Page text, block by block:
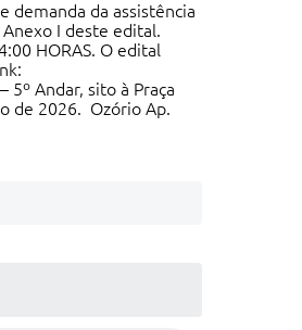
demanda da assistência
I deste edital.
HORAS. O edital
Andar, sito à Praça
de 2026. Ozório Ap.